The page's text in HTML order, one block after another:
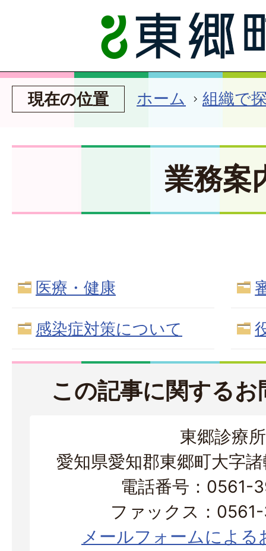
現在の位置 ホーム 組織で
業務案
医療・健康
感染症対策について
この記事に関する
東郷診療所
愛知県愛知郡東郷町大字
電話番号：0561-
ファックス：
メールフォームによる